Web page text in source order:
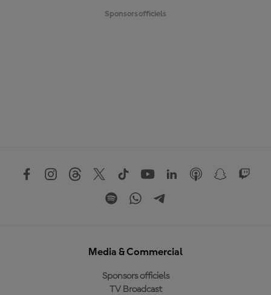
Sponsors officiels
Media & Commercial
Sponsors officiels
TV Broadcast